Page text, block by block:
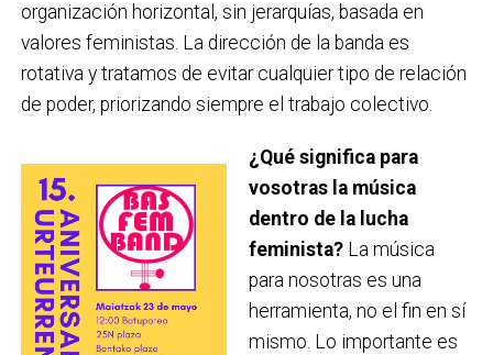
organización horizontal, sin jerarquías, basada en
valores feministas. La dirección de la banda es
rotativa y tratamos de evitar cualquier tipo de relación
de poder, priorizando siempre el trabajo colectivo.
¿Qué significa para
vosotras la música
dentro de la lucha
feminista? La música
para nosotras es una
herramienta, no el fin en sí
mismo. Lo importante es